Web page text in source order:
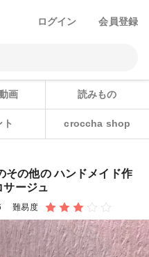
ログイン 会員登録
画 読みもの
ト croccha shop
その他の ハンドメイド作
ージュ
難易度